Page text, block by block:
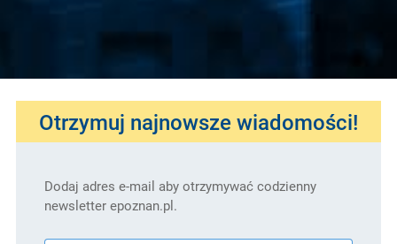
Otrzymuj najnowsze wiadomości!
Dodaj adres e-mail aby otrzymywać codzienny
newsletter epoznan.pl.